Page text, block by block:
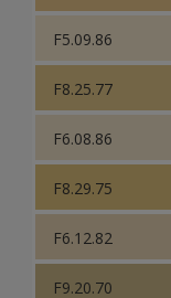
F5.09.86
F8.25.77
F6.08.86
F8.29.75
F6.12.82
F9.20.70